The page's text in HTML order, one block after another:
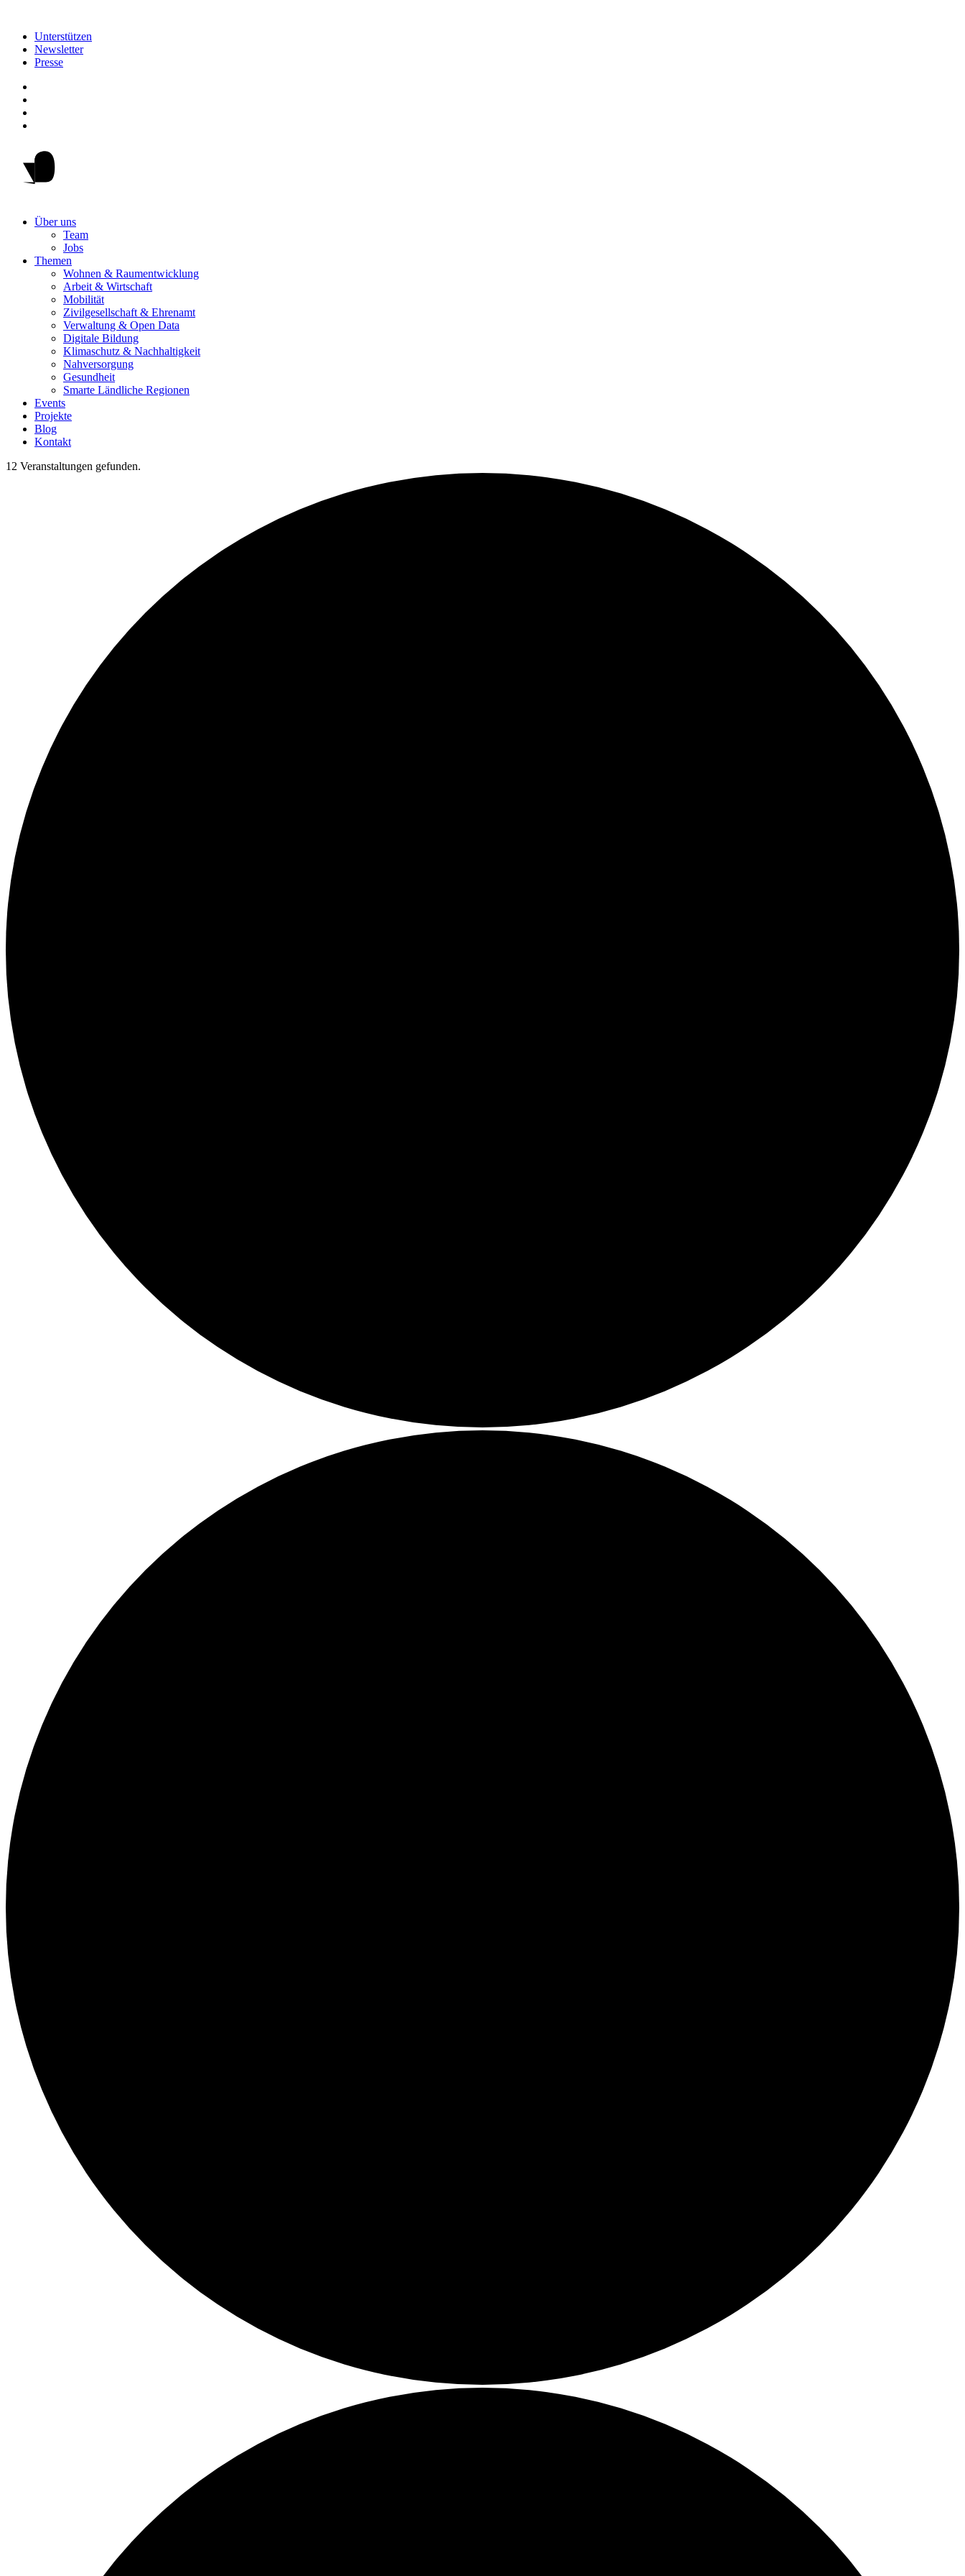
Unterstützen
Newsletter
Presse
Über uns
Team
Jobs
Themen
Wohnen & Raumentwicklung
Arbeit & Wirtschaft
Mobilität
Zivilgesellschaft & Ehrenamt
Verwaltung & Open Data
Digitale Bildung
Klimaschutz & Nachhaltigkeit
Nahversorgung
Gesundheit
Smarte Ländliche Regionen
Events
Projekte
Blog
Kontakt
12 Veranstaltungen gefunden.